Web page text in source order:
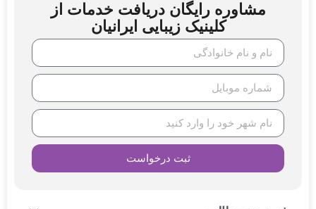
مشاوره رایگان دریافت خدمات از
کلینیک زیبایی ایرانیان
ثبت درخواست